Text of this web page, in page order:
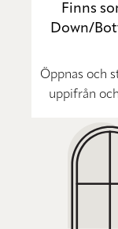
Finns
Down/
Öppnas och
uppifrån